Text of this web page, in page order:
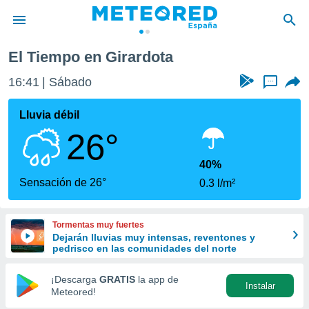
de
por
se
calidad.
a este
las
y
forma
digital
basada
El Tiempo en Girardota
16:41 Sábado ...
Lluvia débil
26°
Sensación de 26°
40%
0.3 l/m²
Tormentas muy fuertes
Dejarán lluvias muy intensas, reventones y
pedrisco en las comunidades del norte
¡Descarga GRATIS la app de
Meteored!
Instalar